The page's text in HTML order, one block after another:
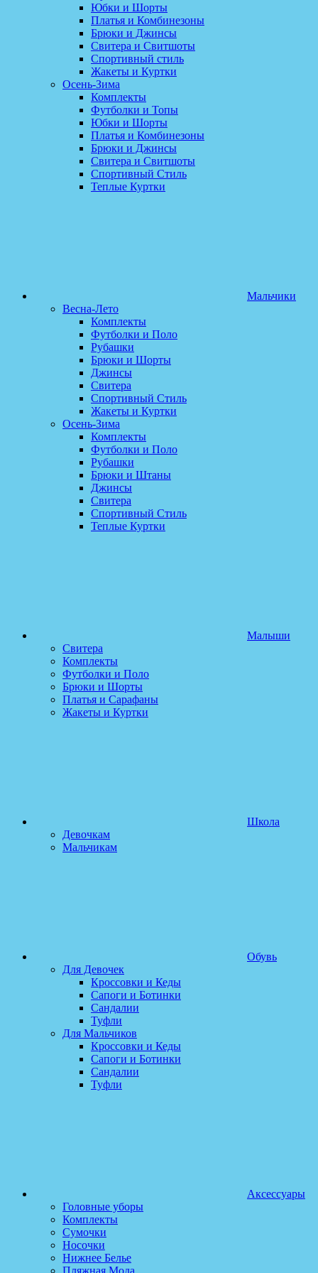
Юбки и Шорты
Платья и Комбинезоны
Брюки и Джинсы
Свитера и Свитшоты
Спортивный стиль
Жакеты и Куртки
Осень-Зима
Комплекты
Футболки и Топы
Юбки и Шорты
Платья и Комбинезоны
Брюки и Джинсы
Свитера и Свитшоты
Спортивный Стиль
Теплые Куртки
Мальчики
Весна-Лето
Комплекты
Футболки и Поло
Рубашки
Брюки и Шорты
Джинсы
Свитера
Спортивный Стиль
Жакеты и Куртки
Осень-Зима
Комплекты
Футболки и Поло
Рубашки
Брюки и Штаны
Джинсы
Свитера
Спортивный Стиль
Теплые Куртки
Малыши
Свитера
Комплекты
Футболки и Поло
Брюки и Шорты
Платья и Сарафаны
Жакеты и Куртки
Школа
Девочкам
Мальчикам
Обувь
Для Девочек
Кроссовки и Кеды
Сапоги и Ботинки
Сандалии
Туфли
Для Мальчиков
Кроссовки и Кеды
Сапоги и Ботинки
Сандалии
Туфли
Аксессуары
Головные уборы
Комплекты
Сумочки
Носочки
Нижнее Белье
Пляжная Мода